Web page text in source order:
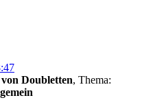
Doubletten, Thema: